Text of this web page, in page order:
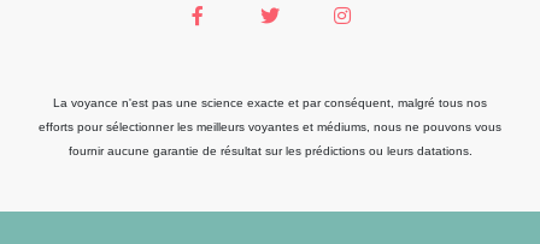
La voyance n'est pas une science exacte et par conséquent, malgré tous nos
efforts pour sélectionner les meilleurs voyantes et médiums, nous ne pouvons vous
fournir aucune garantie de résultat sur les prédictions ou leurs datations.